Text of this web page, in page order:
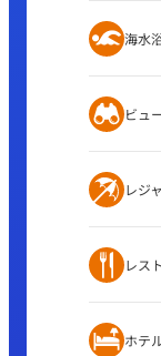
海水
ビュ
レジ
レス
ホテ